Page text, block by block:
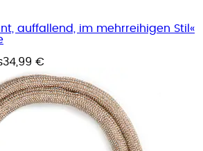
auffallend, im mehrreihigen Stil«
34,99 €